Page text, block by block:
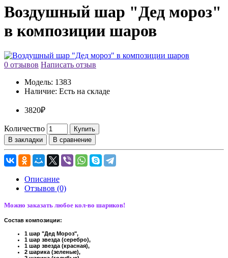
Воздушный шар "Дед мороз"
в композиции шаров
0 отзывов Написать отзыв
Модель: 1383
Наличие: Есть на складе
3820₽
Количество
Купить
В закладки
В сравнение
Описание
Отзывов (0)
Можно заказать любое кол-во шариков!
Состав композиции:
1 шар "Дед Мороз",
1 шар звезда (серебро),
1 шар звезда (красная),
2 шарика (зеленые),